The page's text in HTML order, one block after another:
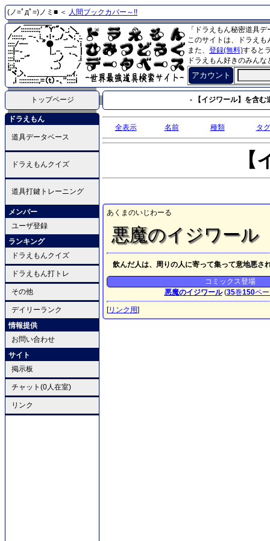
(ノ=ﾟдﾟ=)ノミ■ ＜ 人間ブックカバー～!!
「ドラえもん秘密道具
このサイトは、ドラえ
また、 登録(無料)すると
ドラえもん好きのみん
アカウント
トップページ - 【イジワール】を含む
ドラえもん
道具データベース
ドラえもんクイズ
道具打鍵トレーニング
メンバー
ユーザ登録
ランキング
ドラえもんクイズ
ドラえもん打トレ
その他
デイリーランク
情報提供
お問い合わせ
サイト
掲示板
チャット(0人在室)
リンク
全表示 名前 種類 タグ
あくまのいじわーる
悪魔のイジワール
飲んだ人は、周りの人に寄って集って意地悪さ
コミックス登場
悪魔のイジワール(35巻150ペ
[リンク用]